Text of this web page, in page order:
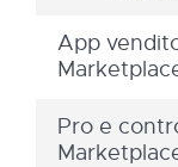
App
Pro e